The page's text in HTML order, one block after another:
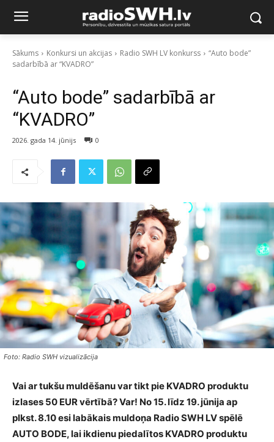
Sākums Konkursi un akcijas Radio SWH LV konkurss
“Auto bode”
sadarbībā ar “KVADRO”
“Auto bode” sadarbībā ar
“KVADRO”
2026. gada 14. jūnijs 0
Foto: Radio SWH vizualizācija
Vai ar tukšu muldēšanu var tikt pie KVADRO produktu
izlases 50 EUR vērtībā? Var! No 15. līdz 19. jūnija ap
plkst. 8.10 esi labākais muldoņa Radio SWH LV spēlē
AUTO BODE, lai ikdienu piedalītos KVADRO produktu